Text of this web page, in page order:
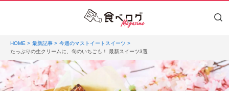
HOME 最新記事
今週のマストイートスイーツ
たっぷりの生クリームに、旬のいちごも！ 最新スイーツ3選